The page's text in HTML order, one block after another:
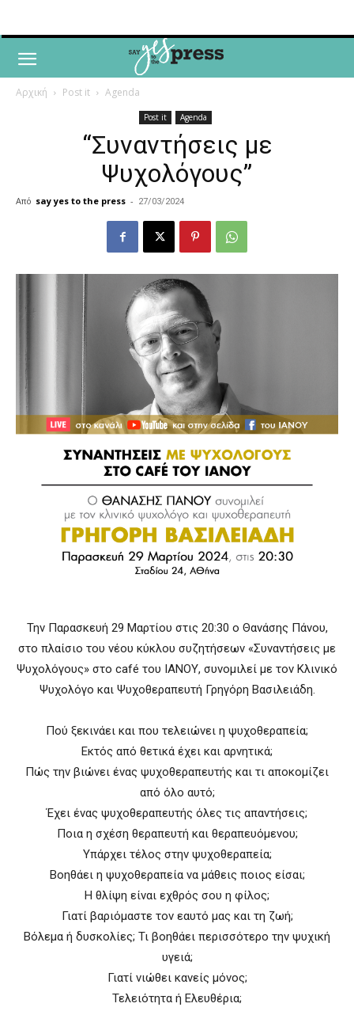
Αρχική Post it Agenda
Post it Agenda
“Συναντήσεις με
Ψυχολόγους”
Από say yes to the press - 27/03/2024
Την Παρασκευή 29 Μαρτίου στις 20:30 ο Θανάσης Πάνου,
στο πλαίσιο του νέου κύκλου συζητήσεων «Συναντήσεις με
Ψυχολόγους» στο café του ΙΑΝΟΥ, συνομιλεί με τον Κλινικό
Ψυχολόγο και Ψυχοθεραπευτή Γρηγόρη Βασιλειάδη.
Πού ξεκινάει και που τελειώνει η ψυχοθεραπεία;
Εκτός από θετικά έχει και αρνητικά;
Πώς την βιώνει ένας ψυχοθεραπευτής και τι αποκομίζει
από όλο αυτό;
Έχει ένας ψυχοθεραπευτής όλες τις απαντήσεις;
Ποια η σχέση θεραπευτή και θεραπευόμενου;
Υπάρχει τέλος στην ψυχοθεραπεία;
Βοηθάει η ψυχοθεραπεία να μάθεις ποιος είσαι;
Η θλίψη είναι εχθρός σου η φίλος;
Γιατί βαριόμαστε τον εαυτό μας και τη ζωή;
Βόλεμα ή δυσκολίες; Τι βοηθάει περισσότερο την ψυχική
υγειά;
Γιατί νιώθει κανείς μόνος;
Τελειότητα ή Ελευθέρια;